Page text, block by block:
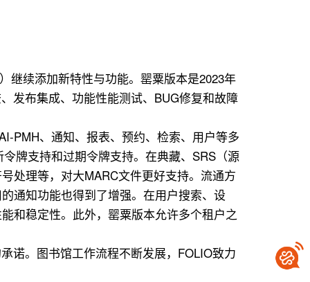
继续添加新特性与功能。罂粟版本是2023年
发布集成、功能性能测试、BUG修复和故障
PMH、通知、报表、预约、检索、用户等多
牌支持和过期令牌支持。在典藏、SRS（源
处理等，对大MARC文件更好支持。流通方
通知功能也得到了增强。在用户搜索、设
和稳定性。此外，罂粟版本允许多个租户之
诺。图书馆工作流程不断发展，FOLIO致力